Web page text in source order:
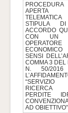
PROCEDURA
APERTA
STIPULA
ACCORDO
CON UN
OPERATORE
SENSI
COMMA 3 DEL
N. 50/2016
PERDITE
AD OBIETTIVO”